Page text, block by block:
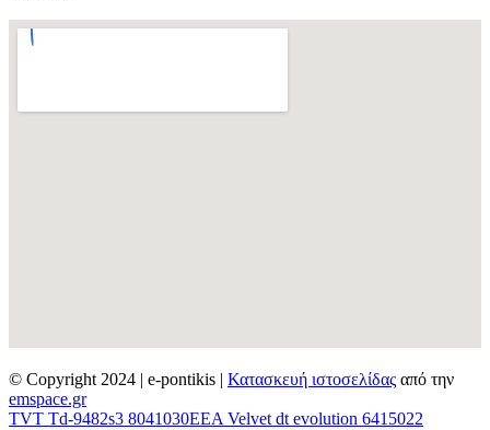
© Copyright 2024 | e-pontikis | Κατασκευή ιστοσελίδας από την
emspace.gr
TVT Td-9482s3 8041030EEA Velvet dt evolution 6415022